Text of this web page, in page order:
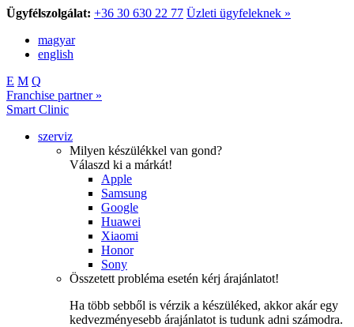
Ügyfélszolgálat: +36 30 630 22 77 Üzleti ügyfeleknek »
magyar
english
E M Q
Franchise partner »
Smart Clinic
szerviz
Milyen készülékkel van gond?
Válaszd ki a márkát!
Apple
Samsung
Google
Huawei
Xiaomi
Honor
Sony
Összetett probléma esetén kérj árajánlatot!
Ha több sebből is vérzik a készüléked, akkor akár egy
kedvezményesebb árajánlatot is tudunk adni számodra.